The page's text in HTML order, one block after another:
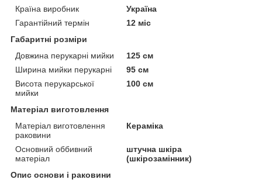
Країна виробник
Україна
Гарантійний термін
12 міс
Габаритні розміри
Довжина перукарні мийки
125 см
Ширина мийки перукарні
95 см
Висота перукарської
мийки
100 см
Матеріал виготовлення
Матеріал виготовлення
раковини
Кераміка
Основний оббивний
матеріал
штучна шкіра
(шкірозамінник)
Опис основи і раковини